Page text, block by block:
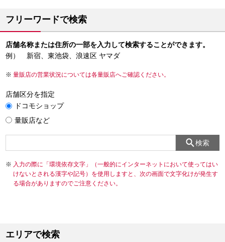
フリーワードで検索
店舗名称または住所の一部を入力して検索することができます。
例） 新宿、東池袋、浪速区 ヤマダ
量販店の営業状況については各量販店へご確認ください。
店舗区分を指定
ドコモショップ
量販店など
検索
入力の際に「環境依存文字」（一般的にインターネットにおいて使ってはい
けないとされる漢字や記号）を使用しますと、次の画面で文字化けが発生す
る場合がありますのでご注意ください。
エリアで検索